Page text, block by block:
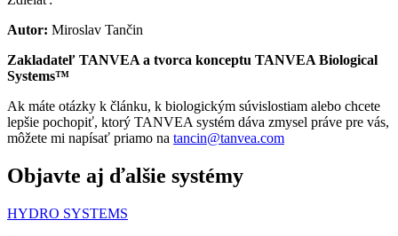
Autor: Miroslav Tančin
Zakladateľ TANVEA a tvorca konceptu TANVEA Biological
Systems™
Ak máte otázky k článku, k biologickým súvislostiam alebo chcete
lepšie pochopiť, ktorý TANVEA systém dáva zmysel práve pre vás,
môžete mi napísať priamo na tancin@tanvea.com
Objavte aj ďalšie systémy
HYDRO SYSTEMS